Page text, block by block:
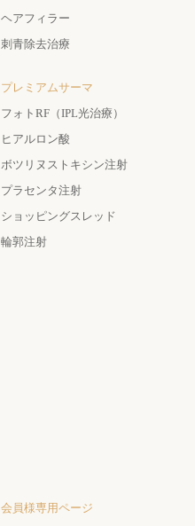
ヘアフィラー
刺青除去治療
プレミアムサーマ
フォトRF（IPL光治療）
ヒアルロン酸
ボツリヌストキシン注射
プラセンタ注射
ショッピングスレッド
輪郭注射
会員様専用ページ